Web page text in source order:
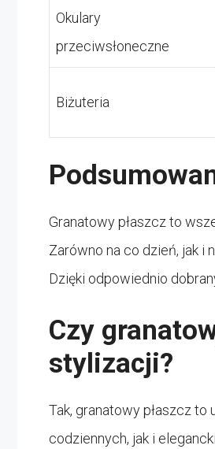
Okulary
przeciwsłoneczne
Biżuteria
Granatowy płaszcz to
Zarówno na co dzień, jak i
Dzięki odpowiednio
Czy
stylizacji?
Tak, granatowy płaszcz
codziennych, jak i